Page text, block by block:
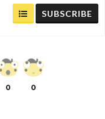
SUBSCRIBE
0 0